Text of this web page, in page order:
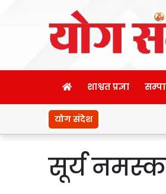
शाश्वत प्रज्ञा
योग संदेश
सूर्य